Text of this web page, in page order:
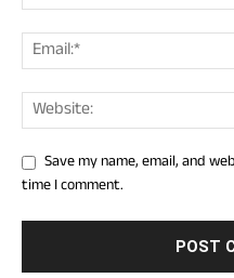
Save my name, email, and
time I comment.